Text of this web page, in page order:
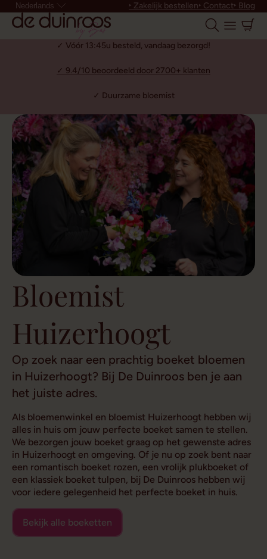
Nederlands ‣ Zakelijk bestellen‣ Contact‣ Blog
✓ Vóór 13:45u besteld, vandaag bezorgd!
✓ 9.4/10 beoordeeld door 2700+ klanten
✓ Duurzame bloemist
Bloemist
Huizerhoogt
Op zoek naar een prachtig boeket bloemen
in Huizerhoogt? Bij De Duinroos ben je aan
het juiste adres.
Als bloemenwinkel en bloemist Huizerhoogt hebben wij
alles in huis om jouw perfecte boeket samen te stellen.
We bezorgen jouw boeket graag op het gewenste adres
in Huizerhoogt en omgeving. Of je nu op zoek bent naar
een romantisch boeket rozen, een vrolijk plukboeket of
een klassiek boeket tulpen, bij De Duinroos hebben wij
voor iedere gelegenheid het perfecte boeket in huis.
Bekijk alle boeketten